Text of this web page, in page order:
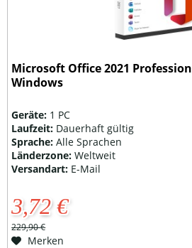
Microsoft Office 2021
Windows
Geräte: 1 PC
Laufzeit: Dauerhaft gültig
Sprache:Alle Sprachen
Länderzone:Weltweit
Versandart: E-Mail
3,72 €
229,90 €
Merken